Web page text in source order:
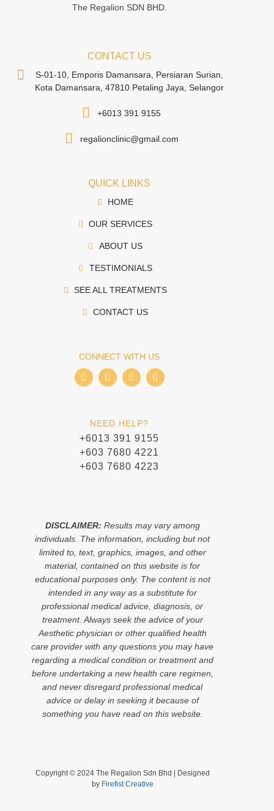
The Regalion SDN BHD.
CONTACT US
S-01-10, Emporis Damansara, Persiaran Surian,
Kota Damansara, 47810 Petaling Jaya, Selangor
+6013 391 9155
regalionclinic@gmail.com
QUICK LINKS
HOME
OUR SERVICES
ABOUT US
TESTIMONIALS
SEE ALL TREATMENTS
CONTACT US
CONNECT WITH US
I
c
o
c
e
b
o
o
I
c
o
i
n
s
t
a
g
r
T
i
k
k
W
h
a
p
NEED HELP?
+6013 391 9155
+603 7680 4221
+603 7680 4223
DISCLAIMER: Results may vary among
individuals. The information, including but not
limited to, text, graphics, images, and other
material, contained on this website is for
educational purposes only. The content is not
intended in any way as a substitute for
professional medical advice, diagnosis, or
treatment. Always seek the advice of your
Aesthetic physician or other qualified health
care provider with any questions you may have
regarding a medical condition or treatment and
before undertaking a new health care regimen,
and never disregard professional medical
advice or delay in seeking it because of
something you have read on this website.
Copyright © 2024 The Regalion Sdn Bhd | Designed
by Firefist Creative